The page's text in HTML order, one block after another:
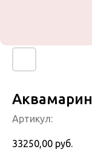
Аквамарин
Артикул:
33250,00 руб.